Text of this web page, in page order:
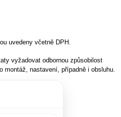
uvedeny včetně DPH.
vyžadovat odbornou způsobilost
montáž, nastavení, případně i obsluhu.